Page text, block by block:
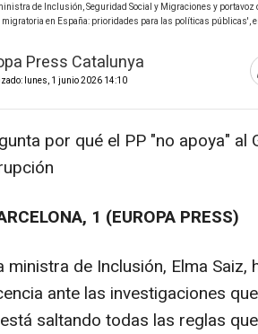
de Inclusión, Seguridad Social y Migraciones y
migratoria en España: prioridades para las políticas públicas',
Press Catalunya
lunes, 1 junio 2026 14:10
por qué el PP "no apoya"
1 (EUROPA PRESS)
ministra de Inclusión, Elma
ante las investigaciones
saltando todas las reglas